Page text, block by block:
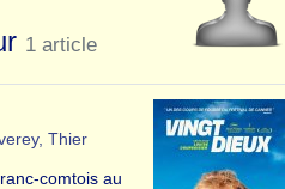
1 article
, Thier
comtois au